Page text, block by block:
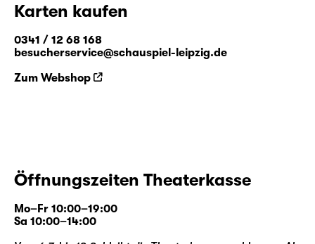
Karten kaufen
0341 / 12 68 168
besucherservice@schauspiel-leipzig.de
Zum Webshop
Öffnungszeiten Theaterkasse
Mo–Fr 10:00–19:00
Sa 10:00–14:00